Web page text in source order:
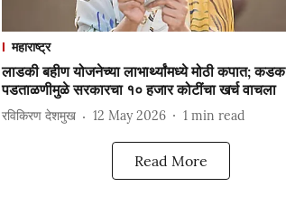
महाराष्ट्र
लाडकी बहीण योजनेच्या लाभार्थ्यांमध्ये मोठी कपात; कडक
पडताळणीमुळे सरकारचा १० हजार कोटींचा खर्च वाचला
रविकिरण देशमुख 12 May 2026 1 min read
Read More